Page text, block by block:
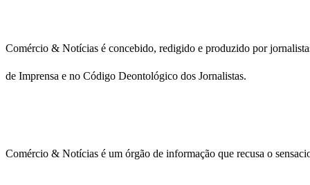
Comércio & Notícias é concebido, redigido e produzido por
de Imprensa e no Código Deontológico dos Jornalistas.
Comércio & Notícias é um órgão de informação que recusa o